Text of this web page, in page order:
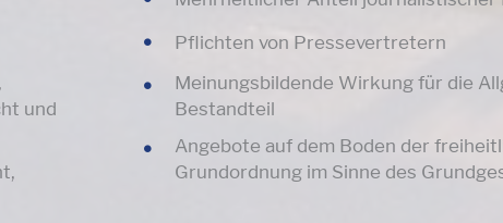
und
Pflichten von Pressevertretern
Meinungsbildende Wirkung für die
Bestandteil
Angebote auf dem Boden der
Grundordnung im Sinne des